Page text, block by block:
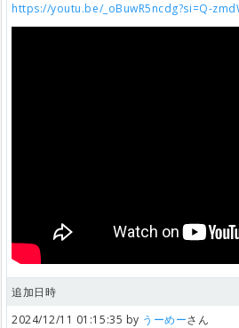
https://youtu.be/_oBuwR5ncdg?si=Q-
追加日時
2024/12/11 01:15:35 by うーめーさん